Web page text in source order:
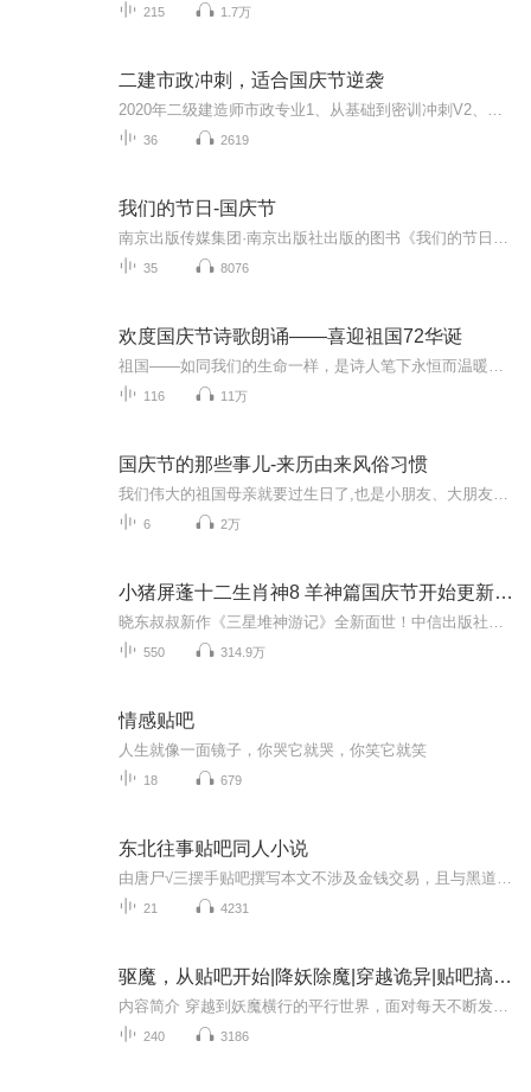
215 1.7万
二建市政冲刺，适合国庆节逆袭
36 2619
我们的节日-国庆节
35 8076
欢度国庆节诗歌朗诵——喜迎祖国72华诞
116 11万
国庆节的那些事儿-来历由来风俗习惯
6 2万
小猪屏蓬十二生肖神8 羊神篇国庆节开始更新啦！
550 314.9万
情感贴吧
人生就像一面镜子，你哭它就哭，你笑它就笑
18 679
东北往事贴吧同人小说
21 4231
驱魔，从贴吧开始|降妖除魔|穿越诡异|贴吧搞笑|玄幻升级|精品多人有声剧
240 3186